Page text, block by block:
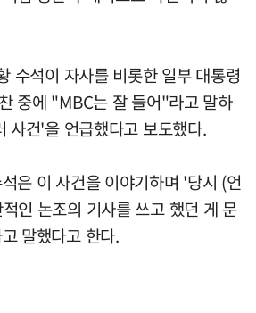
수석이 자사를 비롯한 일부 대통령
중에 "MBC는 잘 들어"라고 말하
사건'을 언급했다고 보도했다.
은 이 사건을 이야기하며 '당시 (언
인 논조의 기사를 쓰고 했던 게 문
말했다고 한다.